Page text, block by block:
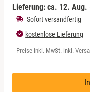
Lieferung: ca. 12. Aug.
Sofort versandfertig
kostenlose Lieferung
Preise inkl. MwSt. inkl.